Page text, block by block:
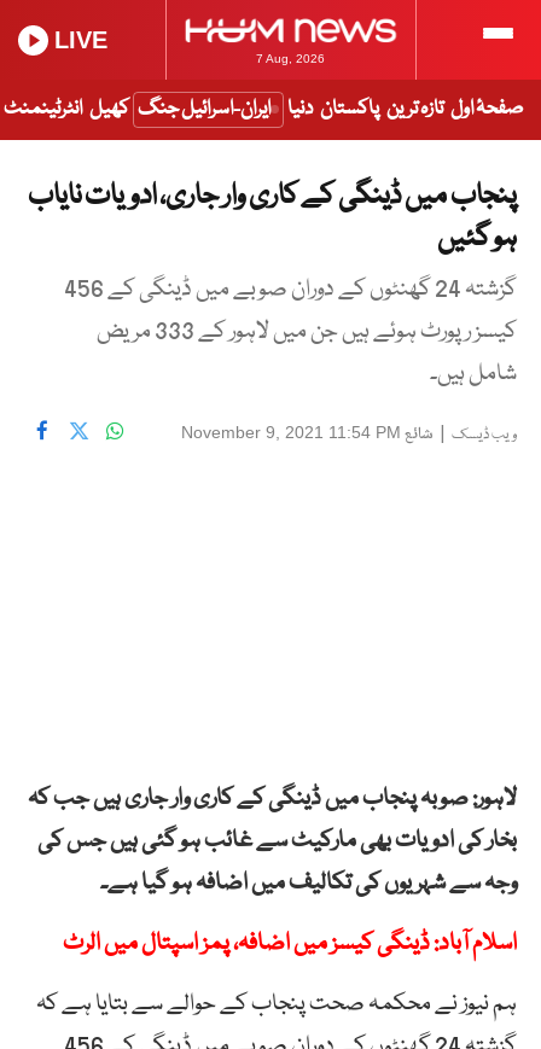
7 Aug, 2026
LIVE
صفحۂ اول تازہ ترین پاکستان دنیا ایران-اسرائیل جنگ کھیل انٹرٹینمنٹ
پنجاب میں ڈینگی کے کاری وار جاری، ادویات نایاب
ہو گئیں
گزشتہ 24 گھنٹوں کے دوران صوبے میں ڈینگی کے 456
کیسز رپورٹ ہوئے ہیں جن میں لاہور کے 333 مریض
شامل ہیں۔
ویب ڈیسک | شائع November 9, 2021 11:54 PM
لاہور: صوبہ پنجاب میں ڈینگی کے کاری وار جاری ہیں جب کہ
بخار کی ادویات بھی مارکیٹ سے غائب ہو گئی ہیں جس کی
وجہ سے شہریوں کی تکالیف میں اضافہ ہو گیا ہے۔
اسلام آباد: ڈینگی کیسز میں اضافہ، پمز اسپتال میں الرٹ
ہم نیوز نے محکمہ صحت پنجاب کے حوالے سے بتایا ہے کہ